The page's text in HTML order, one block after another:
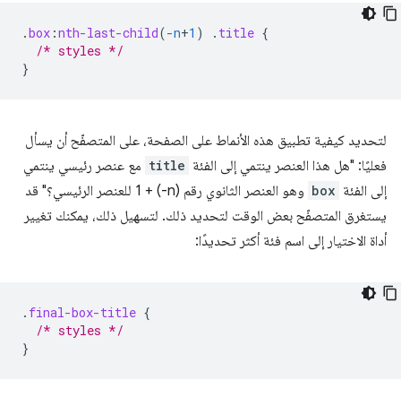
.box :nth-last-child(-n+1 ) . title {
/* styles */
}
لتحديد كيفية تطبيق هذه الأنماط على الصفحة، على المتصفّح أن يسأل
فعليًا: "هل هذا العنصر ينتمي إلى الفئة title مع عنصر رئيسي ينتمي
إلى الفئة box
وهو العنصر الثانوي رقم (n-) + 1 للعنصر الرئيسي؟" قد
يستغرق المتصفّح بعض الوقت لتحديد ذلك. لتسهيل ذلك، يمكنك تغيير
أداة الاختيار إلى اسم فئة أكثر تحديدًا:
. final-box-title {
/* styles */
}